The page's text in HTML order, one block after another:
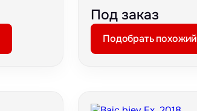
Под заказ
Подобрать похожий